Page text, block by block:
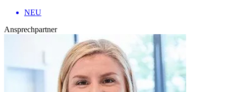
NEU
Ansprechpartner